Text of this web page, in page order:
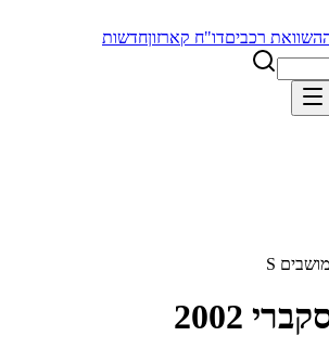
השוואת רכביםדו"ח קארזוןחדשות
2002